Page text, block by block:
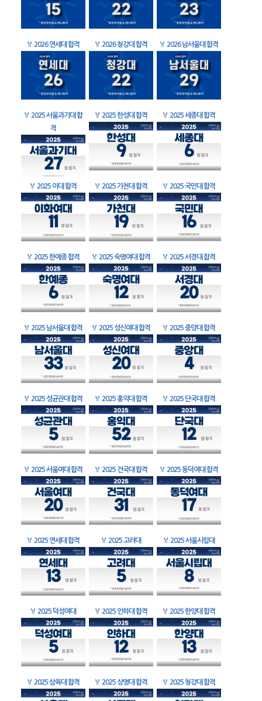
🏅 2026 연세대 합격 🏅 2026 청강대 합격 🏅 2026 남서울대 합격
🏅 2025 서울과기대 합
격
🏅 2025 한성대 합격 🏅 2025 세종대 합격
🏅 2025 이대 합격 🏅 2025 가천대 합격 🏅 2025 국민대 합격
🏅 2025 한예종 합격 🏅 2025 숙명여대 합격 🏅 2025 서경대 합격
🏅 2025 남서울대 합격 🏅 2025 성신여대 합격 🏅 2025 중앙대 합격
🏅 2025 성균관대 합격 🏅 2025 홍익대 합격 🏅 2025 단국대 합격
🏅 2025 서울여대 합격 🏅 2025 건국대 합격 🏅 2025 동덕여대 합격
🏅 2025 연세대 합격 🏅 2025 고려대 🏅 2025 서울시립대
🏅 2025 덕성여대 🏅 2025 인하대 합격 🏅 2025 한양대 합격
🏅 2025 삼육대 합격 🏅 2025 상명대 합격 🏅 2025 청강대 합격